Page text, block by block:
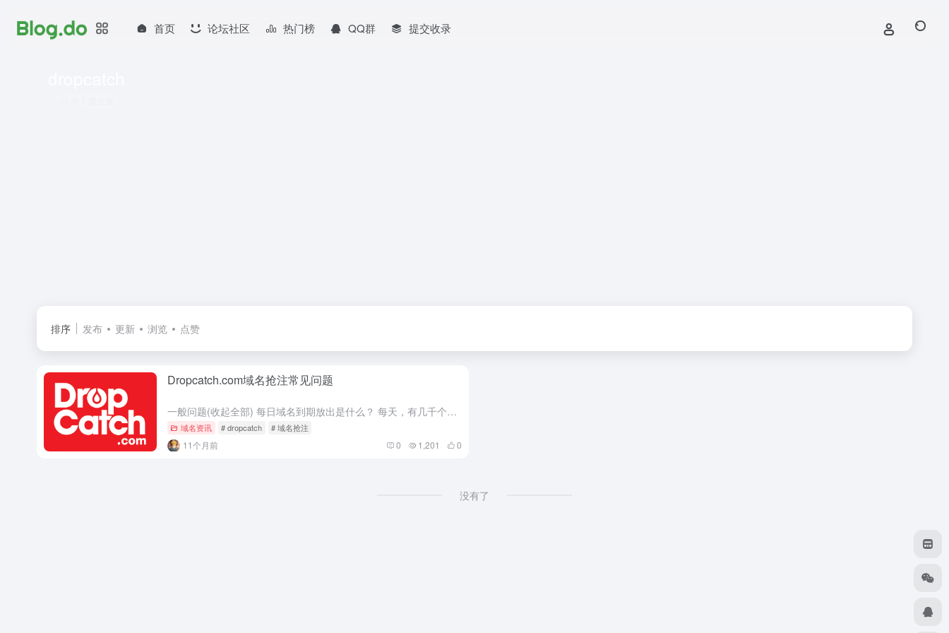
首页 论坛社区 热门榜 QQ群 提交收录
排序 发布 更新 浏览 点赞
Dropcatch.com域名抢注常见问题
一般问题(收起全部) 每日域名到期放出是什么？ 每天，有几千个域名未能续费、到期放出，可供公众注册。“到期放出”指的是域名从威瑞信 （Verisign）数据库删除、重新向公众开放、可由新的注册者注册的...
域名资讯 # dropcatch # 域名抢注
11个月前 0 1,201 0
没有了